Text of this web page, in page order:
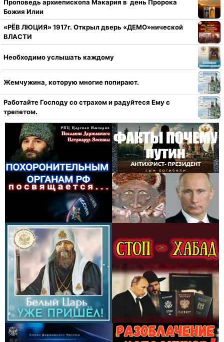
Проповедь архиепископа Макария в день Пророка
Божия Илии
«РЁВ ЛЮЦИЯ» 1917г. Открыл дверь «ДЕМО»нической
ВЛАСТИ
Необходимо услышать каждому
Жемчужина, которую многие попирают.
Работайте Господу со страхом и радуйтеся Ему с
трепетом.